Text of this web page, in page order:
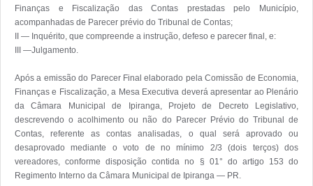
Finanças e Fiscalização das Contas prestadas pelo Município,
acompanhadas de Parecer prévio do Tribunal de Contas;
II — Inquérito, que compreende a instrução, defeso e parecer final, e:
III —Julgamento.
Após a emissão do Parecer Final elaborado pela Comissão de Economia,
Finanças e Fiscalização, a Mesa Executiva deverá apresentar ao Plenário
da Câmara Municipal de Ipiranga, Projeto de Decreto Legislativo,
descrevendo o acolhimento ou não do Parecer Prévio do Tribunal de
Contas, referente as contas analisadas, o qual será aprovado ou
desaprovado mediante o voto de no mínimo 2/3 (dois terços) dos
vereadores, conforme disposição contida no § 01° do artigo 153 do
Regimento Interno da Câmara Municipal de Ipiranga — PR.